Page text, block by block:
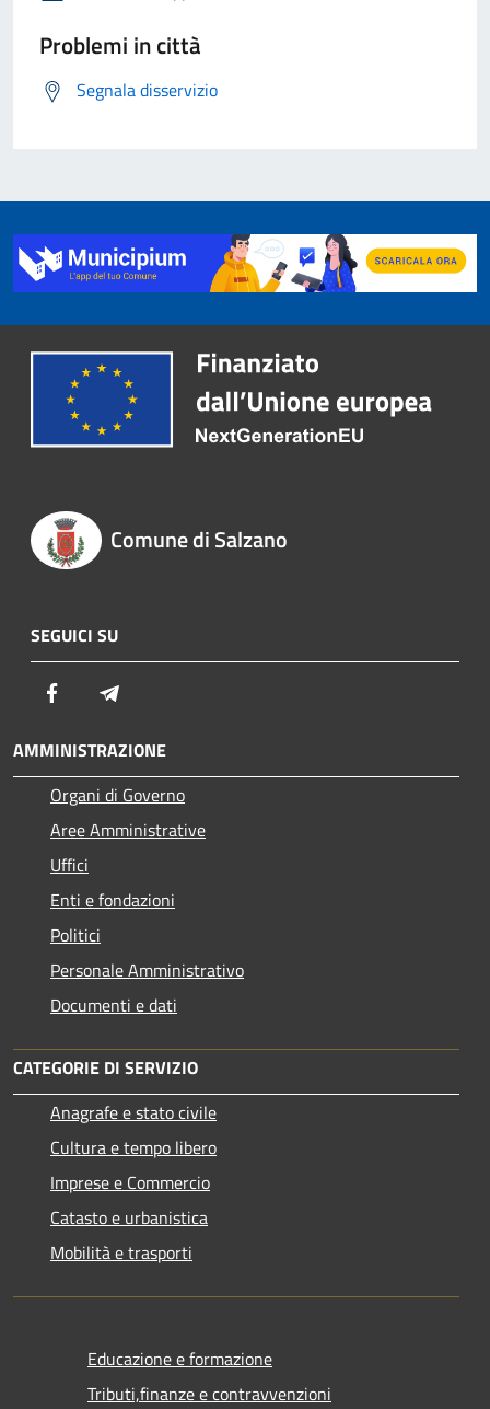
Problemi in città
Segnala disservizio
Comune di Salzano
SEGUICI SU
Facebook
AMMINISTRAZIONE
Organi di Governo
Aree Amministrative
Uffici
Enti e fondazioni
Politici
Personale Amministrativo
Documenti e dati
CATEGORIE DI SERVIZIO
Anagrafe e stato civile
Cultura e tempo libero
Imprese e Commercio
Catasto e urbanistica
Mobilità e trasporti
Educazione e formazione
Tributi,finanze e contravvenzioni